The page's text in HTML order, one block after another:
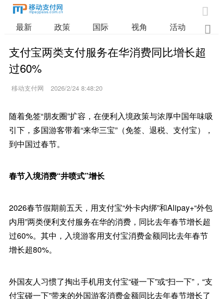

最新 政策 国际 视角 活动 业

支付宝两类支付服务在华消费同比增长超
过60%
移动支付网 2026/2/24 8:48:20
随着免签“朋友圈”扩容，在便利入境政策与浓厚中国年味吸
引下，多国游客带着“来华三宝”（免签、退税、支付宝），
到中国过春节。
春节入境消费“井喷式”增长
2026春节假期前五天，用支付宝“外卡内绑”和Alipay+“外包
内用”两类便利支付服务在华的消费，同比去年春节增长超
过60%。其中，入境游客用支付宝消费金额同比去年春节
增长超80%。
外国友人习惯了掏出手机用支付宝“碰一下”或“扫一下”，“支
付宝碰一下”带来的外国游客消费金额同比去年春节增长了